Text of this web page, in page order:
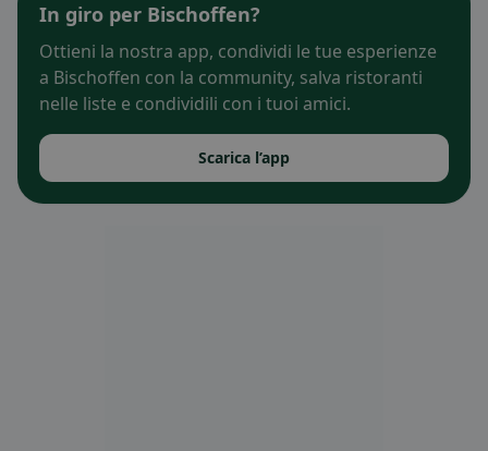
In giro per Bischoffen?
Ottieni la nostra app, condividi le tue esperienze
a Bischoffen con la community, salva ristoranti
nelle liste e condividili con i tuoi amici.
Scarica l’app